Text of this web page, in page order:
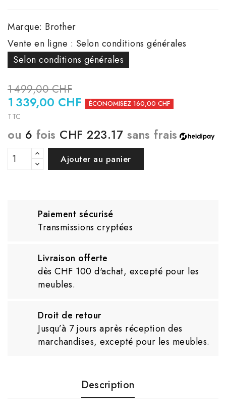
Marque: Brother
Vente en ligne : Selon conditions générales
Selon conditions générales
1 499,00 CHF
1 339,00 CHF ÉCONOMISEZ 160,00 CHF
TTC
ou 6 fois CHF 223.17 sans frais
Ajouter au panier
Paiement sécurisé
Transmissions cryptées
Livraison offerte
dès CHF 100 d'achat, excepté pour les
meubles.
Droit de retour
Jusqu’à 7 jours après réception des
marchandises, excepté pour les meubles.
Description